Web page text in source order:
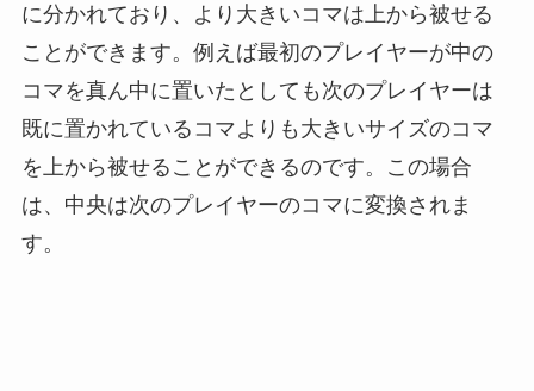
に分かれており、より大きいコマは上から被せる
ことができます。例えば最初のプレイヤーが中の
コマを真ん中に置いたとしても次のプレイヤーは
既に置かれているコマよりも大きいサイズのコマ
を上から被せることができるのです。この場合
は、中央は次のプレイヤーのコマに変換されま
す。